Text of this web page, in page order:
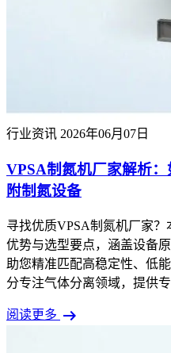
行业资讯 2026年06月07日
VPSA制氮机厂家解析
附制氮设备
寻找优质VPSA制氮机厂家
优势与选型要点，涵盖设备
助您精准匹配高稳定性、低
分专注气体分离领域，提供
阅读更多 arrow_right_alt